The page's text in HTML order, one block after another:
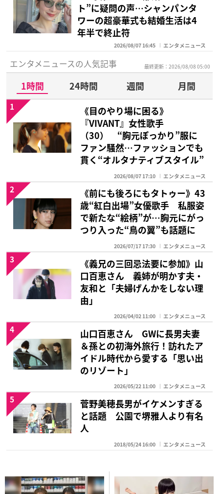
ト”に疑問の声…シャンパンタ
ワーの超豪華式も結婚生活は4
年半で終止符
2026/08/07 16:45 エンタメニュース
エンタメニュースの人気記事 最終更新：2026/08/08 05:00
1時間 24時間 週間
月間
《目のやり場に困る》
『VIVANT』女性歌手
（30） “胸元ぽっかり”服に
ファン騒然…ファッションでも
貫く“オルタナティブスタイル”
2026/08/07 17:10 エンタメニュース
1
《前にも後ろにもタトゥー》43
歳“紅白出場”女優歌手 私服姿
で新たな“絵柄”が…胸元にがっ
つり入った“鳥の翼”も話題に
2026/07/17 17:30 エンタメニュース
2
《義兄の三回忌法要に参加》山
口百恵さん 義姉が明かす夫・
友和と「夫婦げんかをしない理
由」
2026/04/02 11:00 エンタメニュース
3
山口百恵さん GWに長男夫妻
＆孫との初海外旅行！訪れたア
イドル時代から愛する「思い出
のリゾート」
2026/05/22 11:00 エンタメニュース
4
菅野美穂長男がイケメンすぎる
と話題 公園で堺雅人より有名
人
2018/05/24 16:00 エンタメニュース
5